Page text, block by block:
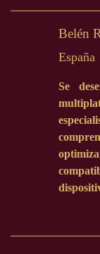
Belén
España
Se